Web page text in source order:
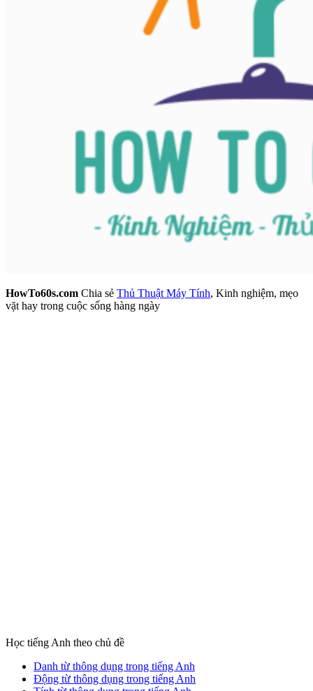
HowTo60s.com Chia sẻ Thủ Thuật Máy Tính, Kinh nghiệm, mẹo
vặt hay trong cuộc sống hàng ngày
Học tiếng Anh theo chủ đề
Danh từ thông dụng trong tiếng Anh
Động từ thông dụng trong tiếng Anh